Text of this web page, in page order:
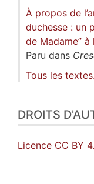
À propos de
duchesse : un
de Madame”
Paru dans
Tous les
DROITS
Licence CC BY